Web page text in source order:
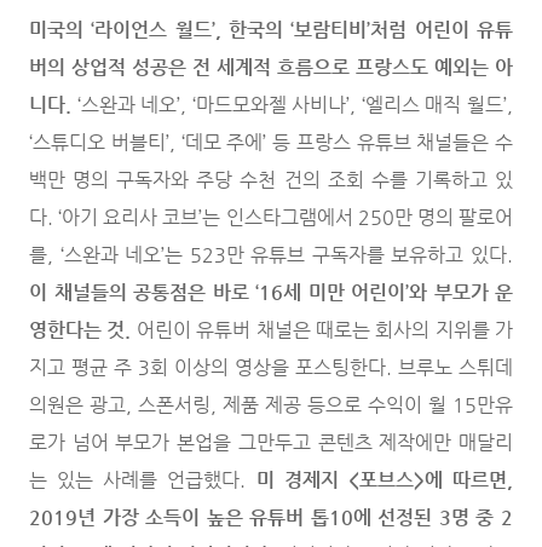
미국의 ‘라이언스 월드’, 한국의 ‘보람티비’처럼 어린이 유튜
버의 상업적 성공은 전 세계적 흐름으로 프랑스도 예외는 아
니다. ‘스완과 네오’, ‘마드모와젤 사비나’, ‘엘리스 매직 월드’,
‘스튜디오 버블티’, ‘데모 주에’ 등 프랑스 유튜브 채널들은 수
백만 명의 구독자와 주당 수천 건의 조회 수를 기록하고 있
다. ‘아기 요리사 코브’는 인스타그램에서 250만 명의 팔로어
를, ‘스완과 네오’는 523만 유튜브 구독자를 보유하고 있다.
이 채널들의 공통점은 바로 ‘16세 미만 어린이’와 부모가 운
영한다는 것.
어린이 유튜버 채널은 때로는 회사의 지위를 가
지고 평균 주 3회 이상의 영상을 포스팅한다. 브루노 스튀데
의원은 광고, 스폰서링, 제품 제공 등으로 수익이 월 15만유
로가 넘어 부모가 본업을 그만두고 콘텐츠 제작에만 매달리
는 있는 사례를 언급했다. 미 경제지 <포브스>에 따르면,
2019년 가장 소득이 높은 유튜버 톱10에 선정된 3명 중 2